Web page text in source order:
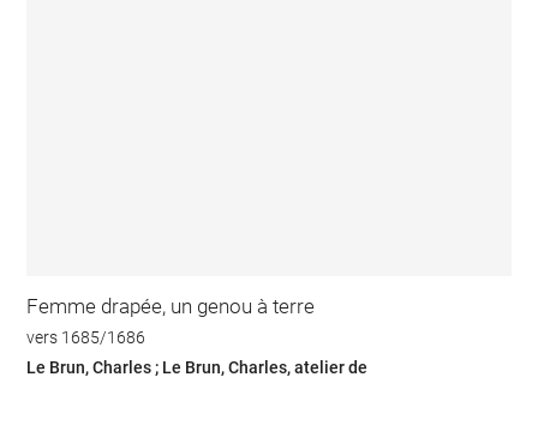
Femme drapée, un genou à terre
vers 1685/1686
Le Brun, Charles ; Le Brun, Charles, atelier de